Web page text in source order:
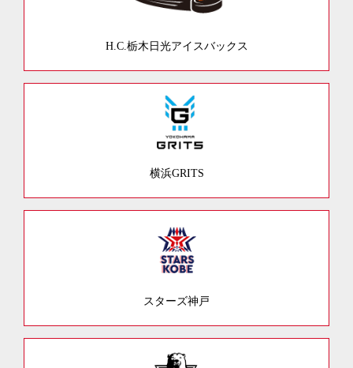
H.C.栃木日光アイスバックス
横浜GRITS
スターズ神戸